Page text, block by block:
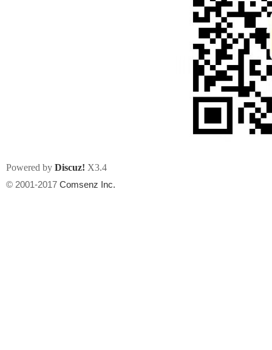
州
Powered by Discuz! X3.4
© 2001-2017 Comsenz Inc.